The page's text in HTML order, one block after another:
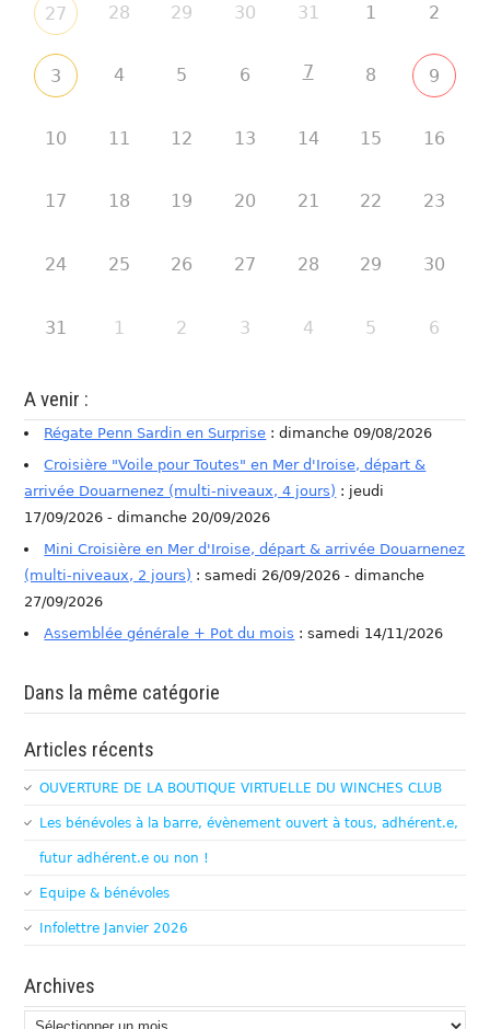
27 28 29 30 31 1 2
3 4 5 6 7 8 9
10 11 12 13 14 15 16
17 18 19 20 21 22 23
24 25 26 27 28 29 30
31 1 2 3 4 5 6
A venir :
Régate Penn Sardin en Surprise : dimanche 09/08/2026
Croisière "Voile pour Toutes" en Mer d'Iroise, départ &
arrivée Douarnenez (multi-niveaux, 4 jours) : jeudi
17/09/2026 - dimanche 20/09/2026
Mini Croisière en Mer d'Iroise, départ & arrivée Douarnenez
(multi-niveaux, 2 jours) : samedi 26/09/2026 - dimanche
27/09/2026
Assemblée générale + Pot du mois : samedi 14/11/2026
Dans la même catégorie
Articles récents
OUVERTURE DE LA BOUTIQUE VIRTUELLE DU WINCHES CLUB
Les bénévoles à la barre, évènement ouvert à tous, adhérent.e,
futur adhérent.e ou non !
Equipe & bénévoles
Infolettre Janvier 2026
Archives
Archives